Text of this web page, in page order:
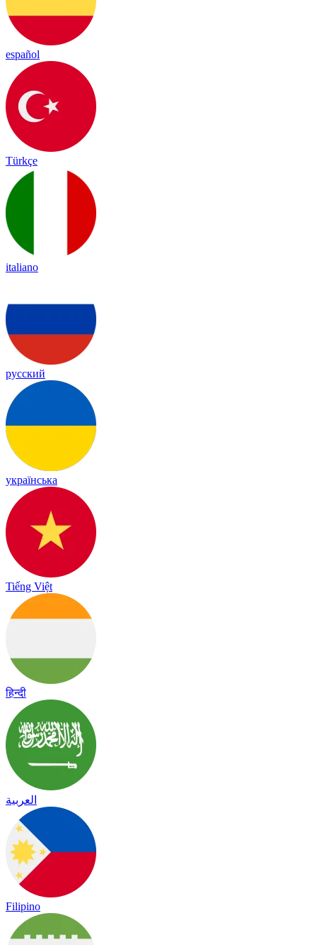
español
Türkçe
italiano
русский
українська
Tiếng Việt
हिन्दी
العربية
Filipino